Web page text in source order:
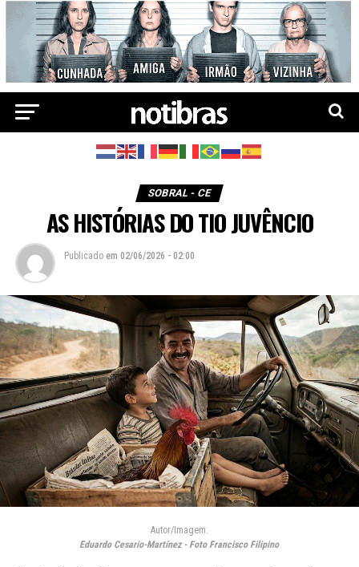
SOBRAL - CE
AS HISTÓRIAS DO TIO JUVÊNCIO
Publicado em 02/06/2026 - 02:00
Autor/Imagem:
Eduardo Cesario-Martínez - Foto Francisco Filipino